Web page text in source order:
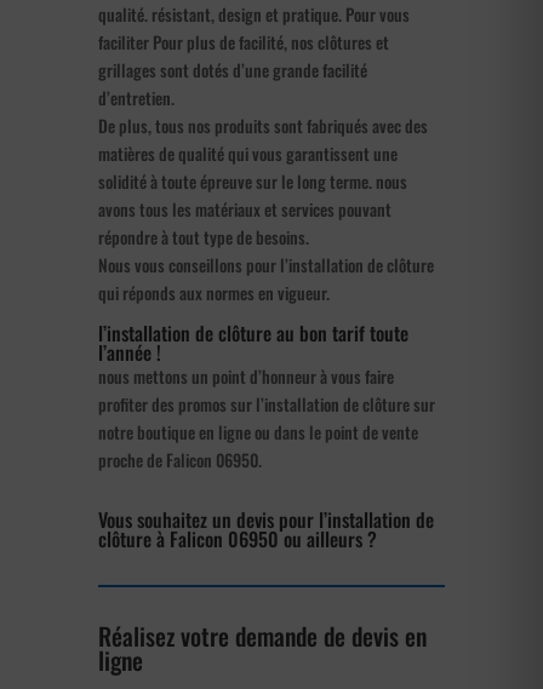
qualité. résistant, design et pratique. Pour vous
faciliter Pour plus de facilité, nos clôtures et
grillages sont dotés d’une grande facilité
d’entretien.
De plus, tous nos produits sont fabriqués avec des
matières de qualité qui vous garantissent une
solidité à toute épreuve sur le long terme. nous
avons tous les matériaux et services pouvant
répondre à tout type de besoins.
Nous vous conseillons pour l’installation de clôture
qui réponds aux normes en vigueur.
l’installation de clôture au bon tarif toute
l’année !
nous mettons un point d’honneur à vous faire
profiter des promos sur l’installation de clôture sur
notre boutique en ligne ou dans le point de vente
proche de Falicon 06950.
Vous souhaitez un devis pour l’installation de
clôture à Falicon 06950 ou ailleurs ?
Réalisez votre demande de devis en
ligne